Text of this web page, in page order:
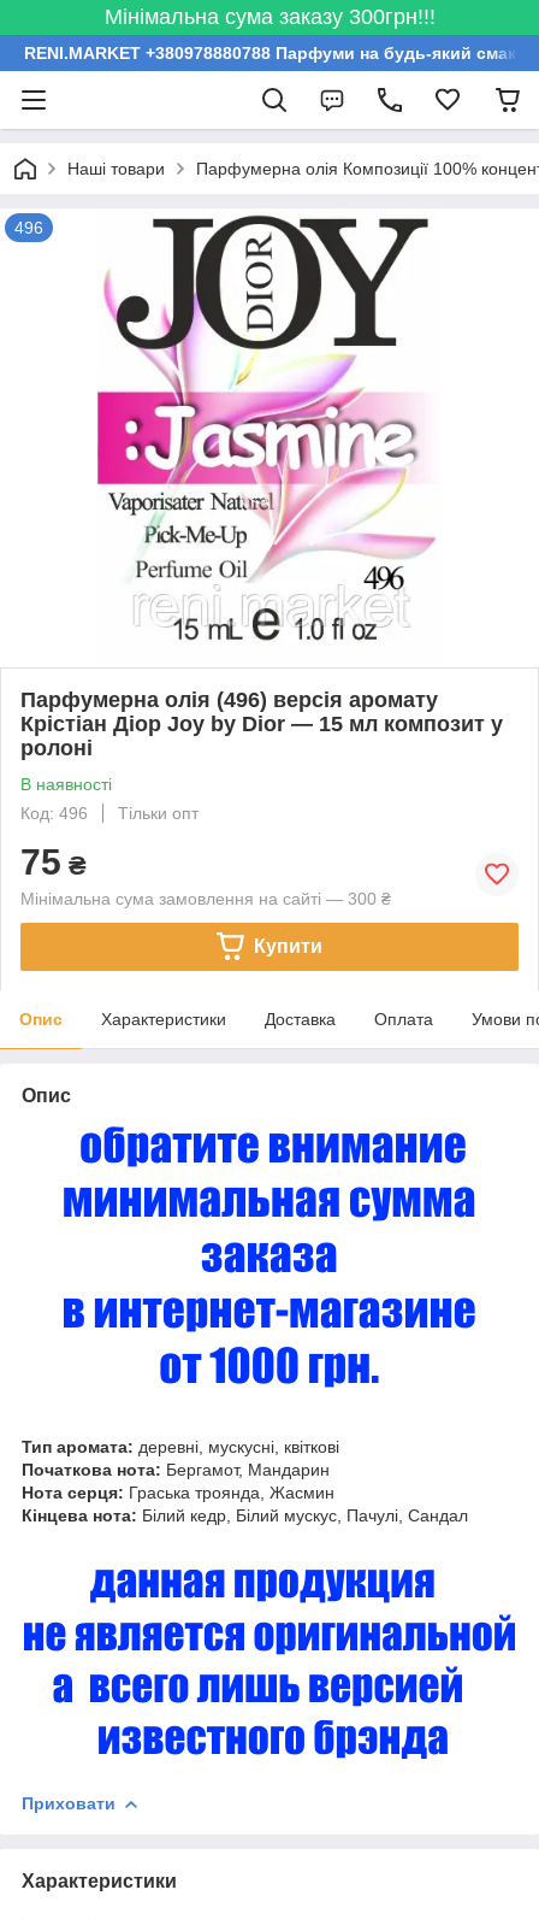
Мінімальна сума заказу 300грн!!!
RENI.MARKET +380978880788 Парфуми на будь-який смак
Наші товари Парфумерна олія Композиції 100%
496
Парфумерна олія (496) версія аромату
Крістіан Діор Joy by Dior — 15 мл композит у
ролоні
В наявності
Код: 496
Тільки опт
75 ₴
Мінімальна сума замовлення на сайті — 300 ₴
Купити
Опис Характеристики Доставка Оплата Умови
Опис
Тип аромата: деревні, мускусні, квіткові
Початкова нота: Бергамот, Мандарин
Нота серця: Граська троянда, Жасмин
Кінцева нота: Білий кедр, Білий мускус, Пачулі, Сандал
Приховати
Характеристики